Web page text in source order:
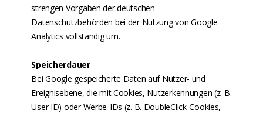
strengen Vorgaben der deutschen
Datenschutzbehörden bei der Nutzung von Google
Analytics vollständig um.
Speicherdauer
Bei Google gespeicherte Daten auf Nutzer- und
Ereignisebene, die mit Cookies, Nutzerkennungen (z. B.
User ID) oder Werbe-IDs (z. B. DoubleClick-Cookies,